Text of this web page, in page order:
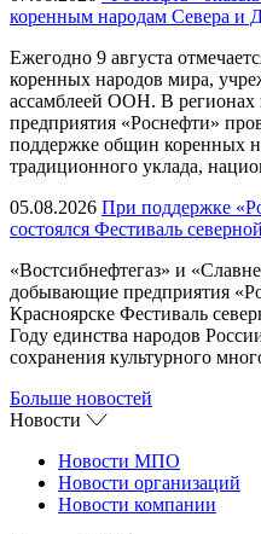
коренным народам Севера и
Ежегодно 9 августа
коренных народов мира,
ассамблеей ООН. В регионах
предприятия «Роснефти»
поддержке общин коренных
традиционного уклада,
05.08.2026 При поддержке
состоялся Фестиваль
«Востсибнефтегаз» и
добывающие предприятия
Красноярске Фестиваль
Году единства народов
сохранения культурного
Больше новостей
Новости
Новости МПО
Новости организаций
Новости компании